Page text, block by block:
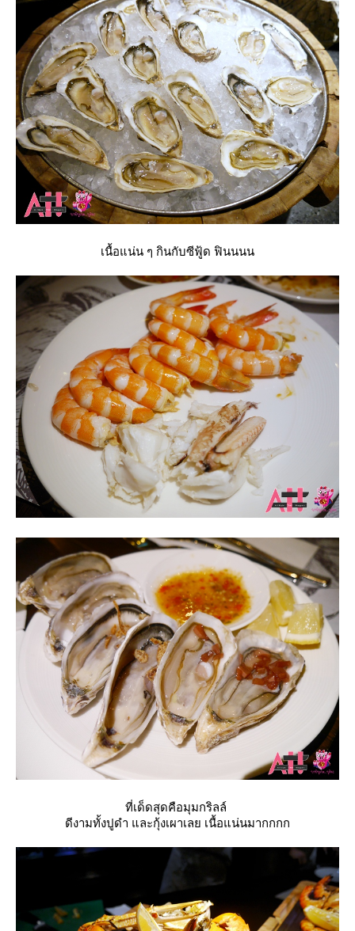
เนื้อแน่น ๆ กินกับซีฟู้ด ฟินนนน
ที่เด็ดสุดคือมุมกริลล์
ดีงามทั้งปูดำ และกุ้งเผาเลย เนื้อแน่นมากกกก